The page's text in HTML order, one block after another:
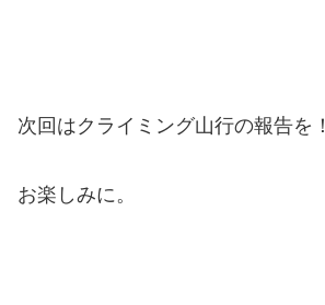
次回はクライミング山行の報告を！
お楽しみに。